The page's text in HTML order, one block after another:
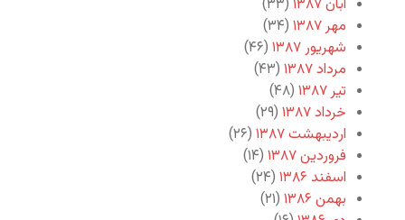
آبان ۱۳۸۷
(۳۳)
مهر ۱۳۸۷
(۳۴)
شهریور ۱۳۸۷
(۴۶)
مرداد ۱۳۸۷
(۴۳)
تیر ۱۳۸۷
(۴۸)
خرداد ۱۳۸۷
(۲۹)
اردیبهشت ۱۳۸۷
(۲۶)
فروردین ۱۳۸۷
(۱۴)
اسفند ۱۳۸۶
(۲۴)
بهمن ۱۳۸۶
(۲۱)